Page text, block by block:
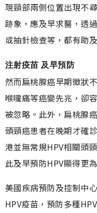
現頸部兩側位置出現不
跡象，應及早求醫，透
或抽針檢查等，都有助
注射疫苗 及早預防
然而扁桃腺癌早期徵狀
喉嚨痛等癌變先兆，卻
被忽略。此外，扁桃腺
頭頸癌患者在晚期才確
港並無常規HPV相關頭
此及早預防HPV顯得更
美國疾病預防及控制中
HPV疫苗，預防多種